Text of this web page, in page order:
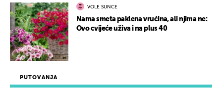
PUTOVANJA
VOLE SUNCE
Nama smeta paklena vrućina, ali njima ne:
Ovo cvijeće uživa i na plus 40